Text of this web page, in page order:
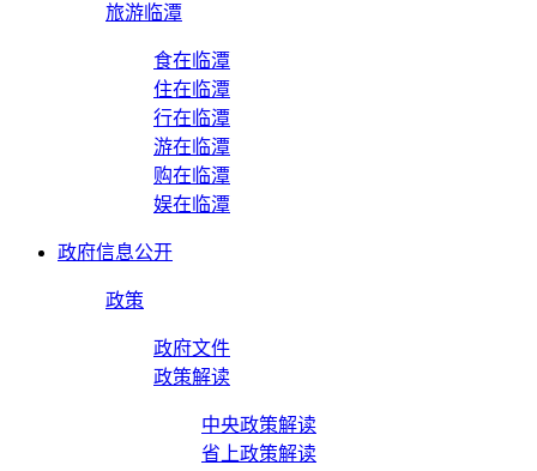
旅游临潭
食在临潭
住在临潭
行在临潭
游在临潭
购在临潭
娱在临潭
政府信息公开
政策
政府文件
政策解读
中央政策解读
省上政策解读